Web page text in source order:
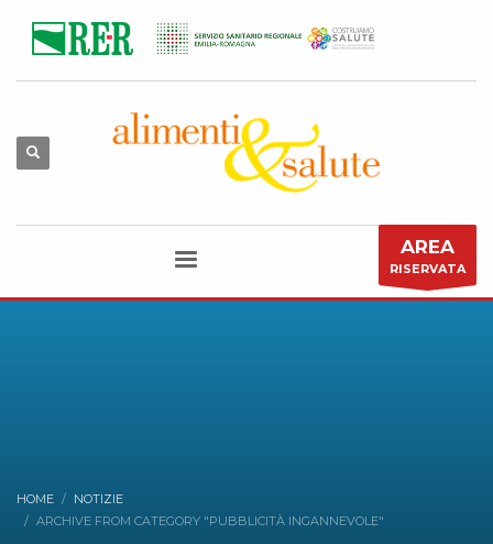
AREA
RISERVATA
HOME
NOTIZIE
ARCHIVE FROM CATEGORY "PUBBLICITÀ INGANNEVOLE"